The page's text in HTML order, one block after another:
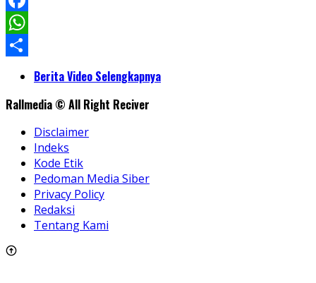
Facebook
WhatsApp
ShareBerita Video Selengkapnya
Rallmedia © All Right Reciver
Disclaimer
Indeks
Kode Etik
Pedoman Media Siber
Privacy Policy
Redaksi
Tentang Kami